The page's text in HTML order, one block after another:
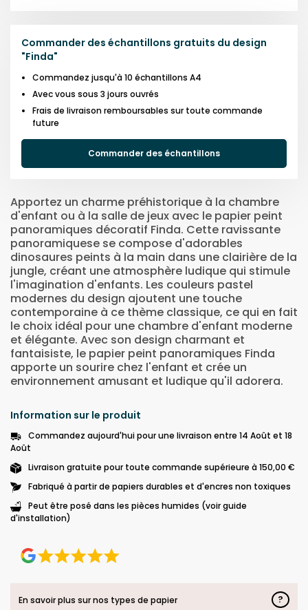
Commander des échantillons gratuits du design
"Finda"
Commandez jusqu'à 10 échantillons A4
Avec vous sous 3 jours ouvrés
Frais de livraison remboursables sur toute commande
future
Commander des échantillons
Apportez un charme préhistorique à la chambre
d'enfant ou à la salle de jeux avec le papier peint
panoramiques décoratif Finda. Cette ravissante
panoramiquese se compose d'adorables
dinosaures peints à la main dans une clairière de la
jungle, créant une atmosphère ludique qui stimule
l'imagination d'enfants. Les couleurs pastel
modernes du design ajoutent une touche
contemporaine à ce thème classique, ce qui en fait
le choix idéal pour une chambre d'enfant moderne
et élégante. Avec son design charmant et
fantaisiste, le papier peint panoramiques Finda
apporte un sourire chez l'enfant et crée un
environnement amusant et ludique qu'il adorera.
Information sur le produit
Commandez aujourd'hui pour une livraison entre 14 Août et 18
Août
Livraison gratuite pour toute commande supérieure à 150,00 €
Fabriqué à partir de papiers durables et d'encres non toxiques
Peut être posé dans les pièces humides (voir guide
d'installation)
En savoir plus sur nos types de papier ?